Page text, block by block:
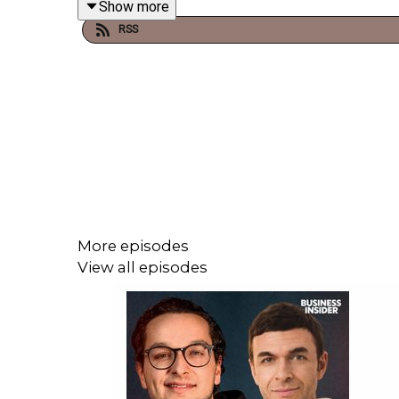
Ihr möchtet mehr über unsere Werbepartner
___
Impressum:https://www.businessinsider.de/
Show more
RSS
More episodes
View all episodes